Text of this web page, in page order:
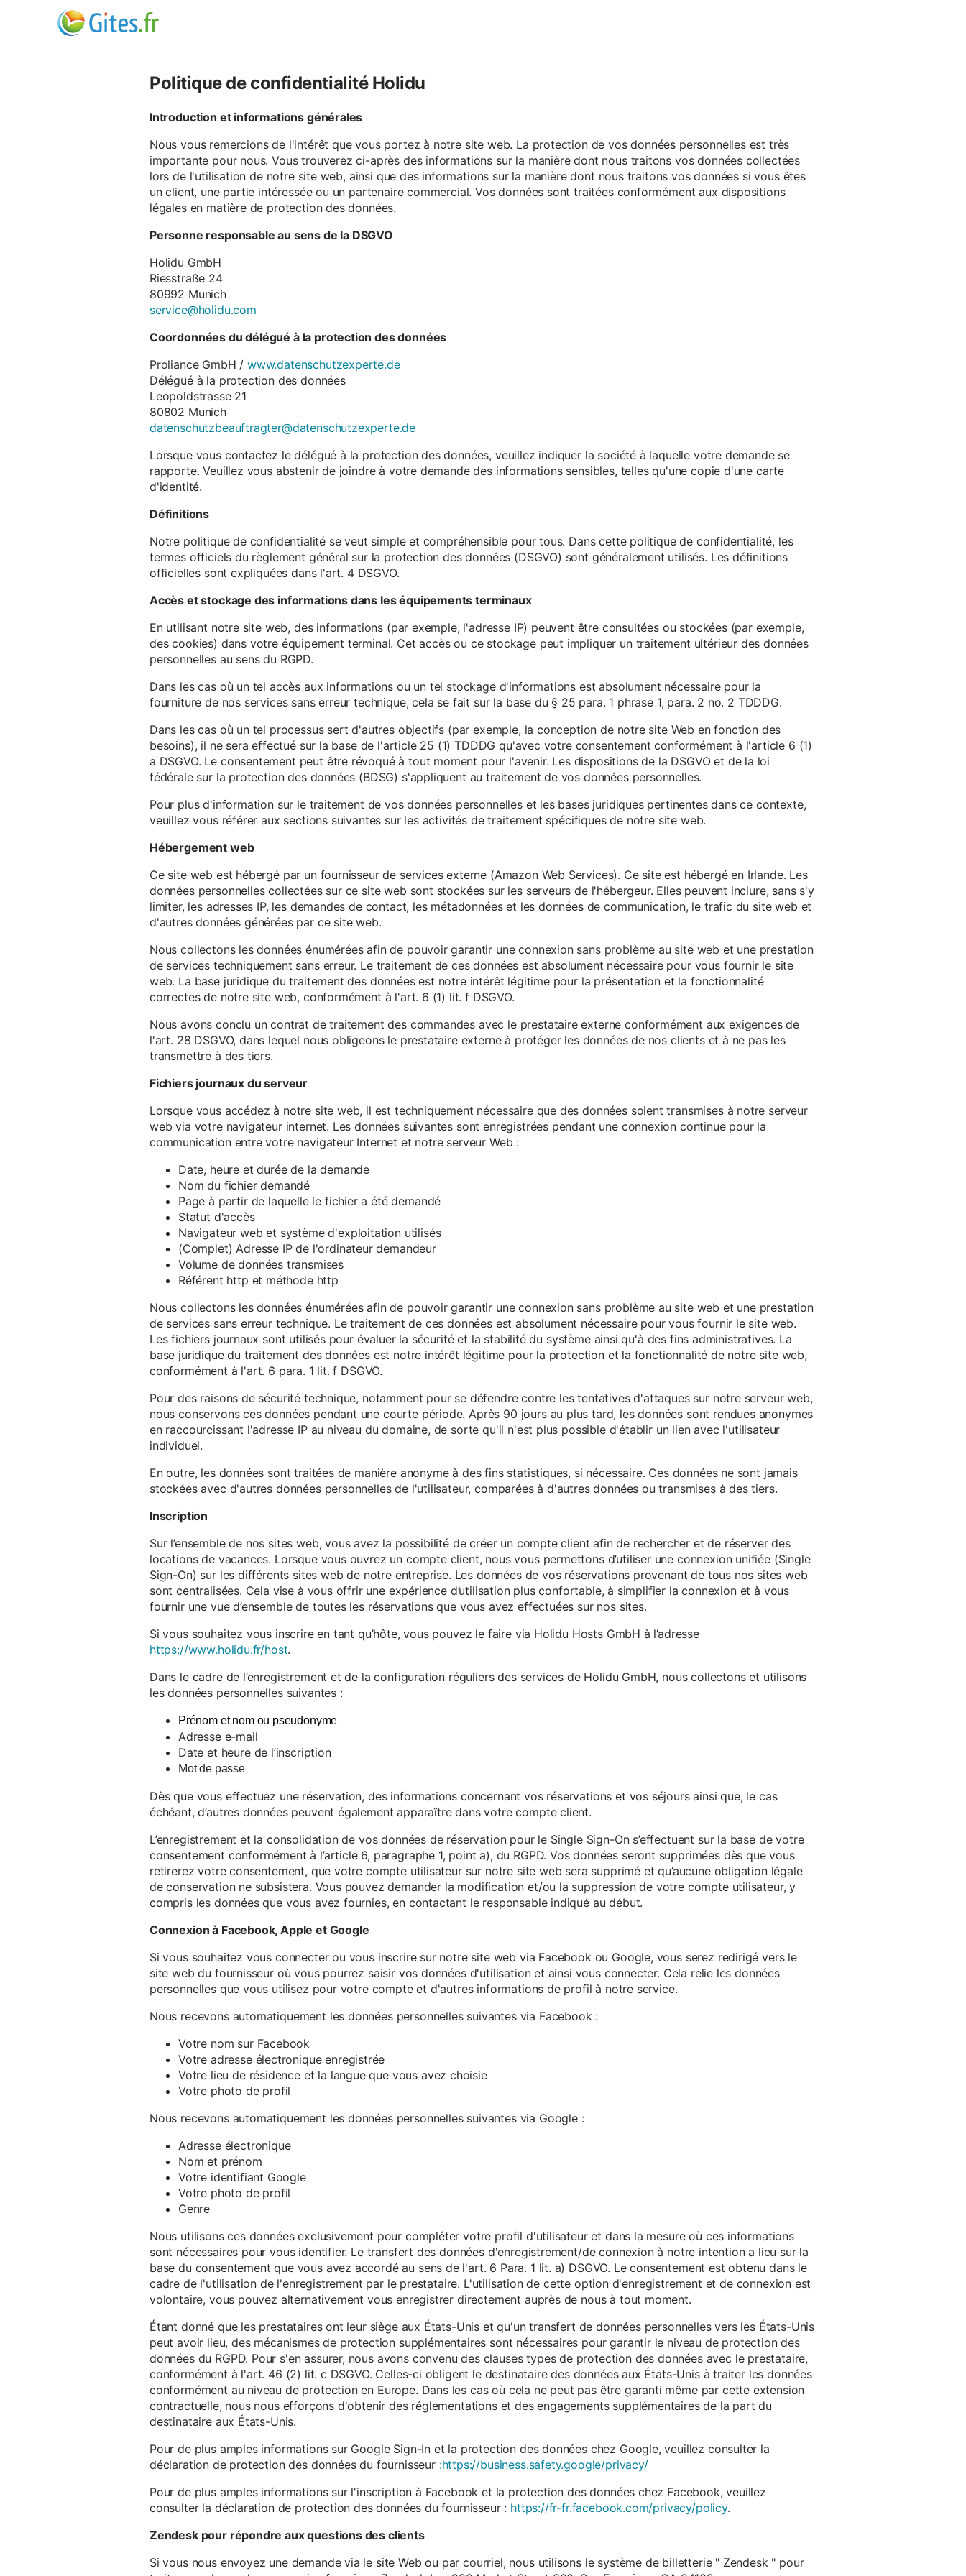
Politique de confidentialité Holidu
Introduction et informations générales
Nous vous remercions de l'intérêt que vous portez à notre site web. La protection de vos données personnelles est très
importante pour nous. Vous trouverez ci-après des informations sur la manière dont nous traitons vos données collectées
lors de l'utilisation de notre site web, ainsi que des informations sur la manière dont nous traitons vos données si vous êtes
un client, une partie intéressée ou un partenaire commercial. Vos données sont traitées conformément aux dispositions
légales en matière de protection des données.
Personne responsable au sens de la DSGVO
Holidu GmbH
Riesstraße 24
80992 Munich
service@holidu.com
Coordonnées du délégué à la protection des données
Proliance GmbH /www.datenschutzexperte.de
Délégué à la protection des données
Leopoldstrasse 21
80802 Munich
datenschutzbeauftragter@datenschutzexperte.de
Lorsque vous contactez le délégué à la protection des données, veuillez indiquer la société à laquelle votre demande se
rapporte. Veuillez vous abstenir de joindre à votre demande des informations sensibles, telles qu'une copie d'une carte
d'identité.
Définitions
Notre politique de confidentialité se veut simple et compréhensible pour tous. Dans cette politique de confidentialité, les
termes officiels du règlement général sur la protection des données (DSGVO) sont généralement utilisés. Les définitions
officielles sont expliquées dans l'art. 4 DSGVO.
Accès et stockage des informations dans les équipements terminaux
En utilisant notre site web, des informations (par exemple, l'adresse IP) peuvent être consultées ou stockées (par exemple,
des cookies) dans votre équipement terminal. Cet accès ou ce stockage peut impliquer un traitement ultérieur des données
personnelles au sens du RGPD.
Dans les cas où un tel accès aux informations ou un tel stockage d'informations est absolument nécessaire pour la
fourniture de nos services sans erreur technique, cela se fait sur la base du § 25 para. 1 phrase 1, para. 2 no. 2 TDDDG.
Dans les cas où un tel processus sert d'autres objectifs (par exemple, la conception de notre site Web en fonction des
besoins), il ne sera effectué sur la base de l'article 25 (1) TDDDG qu'avec votre consentement conformément à l'article 6 (1)
a DSGVO. Le consentement peut être révoqué à tout moment pour l'avenir. Les dispositions de la DSGVO et de la loi
fédérale sur la protection des données (BDSG) s'appliquent au traitement de vos données personnelles.
Pour plus d'information sur le traitement de vos données personnelles et les bases juridiques pertinentes dans ce contexte,
veuillez vous référer aux sections suivantes sur les activités de traitement spécifiques de notre site web.
Hébergement web
Ce site web est hébergé par un fournisseur de services externe (Amazon Web Services). Ce site est hébergé en Irlande. Les
données personnelles collectées sur ce site web sont stockées sur les serveurs de l'hébergeur. Elles peuvent inclure, sans s'y
limiter, les adresses IP, les demandes de contact, les métadonnées et les données de communication, le trafic du site web et
d'autres données générées par ce site web.
Nous collectons les données énumérées afin de pouvoir garantir une connexion sans problème au site web et une prestation
de services techniquement sans erreur. Le traitement de ces données est absolument nécessaire pour vous fournir le site
web. La base juridique du traitement des données est notre intérêt légitime pour la présentation et la fonctionnalité
correctes de notre site web, conformément à l'art. 6 (1) lit. f DSGVO.
Nous avons conclu un contrat de traitement des commandes avec le prestataire externe conformément aux exigences de
l'art. 28 DSGVO, dans lequel nous obligeons le prestataire externe à protéger les données de nos clients et à ne pas les
transmettre à des tiers.
Fichiers journaux du serveur
Lorsque vous accédez à notre site web, il est techniquement nécessaire que des données soient transmises à notre serveur
web via votre navigateur internet. Les données suivantes sont enregistrées pendant une connexion continue pour la
communication entre votre navigateur Internet et notre serveur Web :
Date, heure et durée de la demande
Nom du fichier demandé
Page à partir de laquelle le fichier a été demandé
Statut d'accès
Navigateur web et système d'exploitation utilisés
(Complet) Adresse IP de l'ordinateur demandeur
Volume de données transmises
Référent http et méthode http
Nous collectons les données énumérées afin de pouvoir garantir une connexion sans problème au site web et une prestation
de services sans erreur technique. Le traitement de ces données est absolument nécessaire pour vous fournir le site web.
Les fichiers journaux sont utilisés pour évaluer la sécurité et la stabilité du système ainsi qu'à des fins administratives. La
base juridique du traitement des données est notre intérêt légitime pour la protection et la fonctionnalité de notre site web,
conformément à l'art. 6 para. 1 lit. f DSGVO.
Pour des raisons de sécurité technique, notamment pour se défendre contre les tentatives d'attaques sur notre serveur web,
nous conservons ces données pendant une courte période. Après 90 jours au plus tard, les données sont rendues anonymes
en raccourcissant l'adresse IP au niveau du domaine, de sorte qu'il n'est plus possible d'établir un lien avec l'utilisateur
individuel.
En outre, les données sont traitées de manière anonyme à des fins statistiques, si nécessaire. Ces données ne sont jamais
stockées avec d'autres données personnelles de l'utilisateur, comparées à d'autres données ou transmises à des tiers.
Inscription
Sur l’ensemble de nos sites web, vous avez la possibilité de créer un compte client afin de rechercher et de réserver des
locations de vacances. Lorsque vous ouvrez un compte client, nous vous permettons d’utiliser une connexion unifiée (Single
Sign-On) sur les différents sites web de notre entreprise. Les données de vos réservations provenant de tous nos sites web
sont centralisées. Cela vise à vous offrir une expérience d’utilisation plus confortable, à simplifier la connexion et à vous
fournir une vue d’ensemble de toutes les réservations que vous avez effectuées sur nos sites.
Si vous souhaitez vous inscrire en tant qu’hôte, vous pouvez le faire via Holidu Hosts GmbH à l’adresse
https://www.holidu.fr/host.
Dans le cadre de l’enregistrement et de la configuration réguliers des services de Holidu GmbH, nous collectons et utilisons
les données personnelles suivantes :
Prénom et nom ou pseudonyme
Adresse e-mail
Date et heure de l’inscription
Mot de passe
Dès que vous effectuez une réservation, des informations concernant vos réservations et vos séjours ainsi que, le cas
échéant, d’autres données peuvent également apparaître dans votre compte client.
L’enregistrement et la consolidation de vos données de réservation pour le Single Sign-On s’effectuent sur la base de votre
consentement conformément à l’article 6, paragraphe 1, point a), du RGPD. Vos données seront supprimées dès que vous
retirerez votre consentement, que votre compte utilisateur sur notre site web sera supprimé et qu’aucune obligation légale
de conservation ne subsistera. Vous pouvez demander la modification et/ou la suppression de votre compte utilisateur, y
compris les données que vous avez fournies, en contactant le responsable indiqué au début.
Connexion à Facebook, Apple et Google
Si vous souhaitez vous connecter ou vous inscrire sur notre site web via Facebook ou Google, vous serez redirigé vers le
site web du fournisseur où vous pourrez saisir vos données d'utilisation et ainsi vous connecter. Cela relie les données
personnelles que vous utilisez pour votre compte et d'autres informations de profil à notre service.
Nous recevons automatiquement les données personnelles suivantes via Facebook :
Votre nom sur Facebook
Votre adresse électronique enregistrée
Votre lieu de résidence et la langue que vous avez choisie
Votre photo de profil
Nous recevons automatiquement les données personnelles suivantes via Google :
Adresse électronique
Nom et prénom
Votre identifiant Google
Votre photo de profil
Genre
Nous utilisons ces données exclusivement pour compléter votre profil d'utilisateur et dans la mesure où ces informations
sont nécessaires pour vous identifier. Le transfert des données d'enregistrement/de connexion à notre intention a lieu sur la
base du consentement que vous avez accordé au sens de l'art. 6 Para. 1 lit. a) DSGVO. Le consentement est obtenu dans le
cadre de l'utilisation de l'enregistrement par le prestataire. L'utilisation de cette option d'enregistrement et de connexion est
volontaire, vous pouvez alternativement vous enregistrer directement auprès de nous à tout moment.
Étant donné que les prestataires ont leur siège aux États-Unis et qu'un transfert de données personnelles vers les États-Unis
peut avoir lieu, des mécanismes de protection supplémentaires sont nécessaires pour garantir le niveau de protection des
données du RGPD. Pour s'en assurer, nous avons convenu des clauses types de protection des données avec le prestataire,
conformément à l'art. 46 (2) lit. c DSGVO. Celles-ci obligent le destinataire des données aux États-Unis à traiter les données
conformément au niveau de protection en Europe. Dans les cas où cela ne peut pas être garanti même par cette extension
contractuelle, nous nous efforçons d'obtenir des réglementations et des engagements supplémentaires de la part du
destinataire aux États-Unis.
Pour de plus amples informations sur Google Sign-In et la protection des données chez Google, veuillez consulter la
déclaration de protection des données du fournisseur :https://business.safety.google/privacy/
Pour de plus amples informations sur l'inscription à Facebook et la protection des données chez Facebook, veuillez
consulter la déclaration de protection des données du fournisseur : https://fr-fr.facebook.com/privacy/policy.
Zendesk pour répondre aux questions des clients
Si vous nous envoyez une demande via le site Web ou par courriel, nous utilisons le système de billetterie " Zendesk " pour